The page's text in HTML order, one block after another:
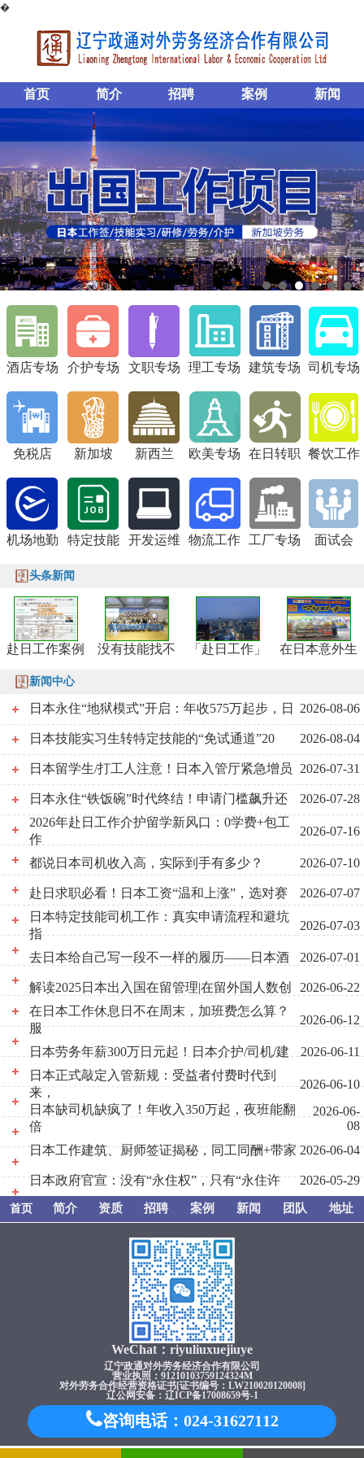
�
首页 简介 招聘 案例 新闻
酒店专场 介护专场 文职专场 理工专场 建筑专场 司机专场
免税店 新加坡 新西兰 欧美专场 在日转职 餐饮工作
机场地勤 特定技能 开发运维 物流工作 工厂专场 面试会
头条新闻
赴日工作案例 没有技能找不 「赴日工作」 在日本意外生
新闻中心
日本永住“地狱模式”开启：年收575万起步，日 2026-08-06
日本技能实习生转特定技能的“免试通道”20 2026-08-04
日本留学生/打工人注意！日本入管厅紧急增员 2026-07-31
日本永住“铁饭碗”时代终结！申请门槛飙升还
2026-07-28
2026年赴日工作介护留学新风口：0学费+包工
作
2026-07-16
都说日本司机收入高，实际到手有多少？ 2026-07-10
赴日求职必看！日本工资“温和上涨”，选对赛
2026-07-07
日本特定技能司机工作：真实申请流程和避坑
指
2026-07-03
去日本给自己写一段不一样的履历——日本酒 2026-07-01
解读2025日本出入国在留管理|在留外国人数创
2026-06-22
在日本工作休息日不在周末，加班费怎么算？
服
2026-06-12
日本劳务年薪300万日元起！日本介护/司机/建
2026-06-11
日本正式敲定入管新规：受益者付费时代到
来，
2026-06-10
日本缺司机缺疯了！年收入350万起，夜班能翻
倍
2026-06-
08
日本工作建筑、厨师签证揭秘，同工同酬+带家 2026-06-04
日本政府官宣：没有“永住权”，只有“永住许 2026-05-29
首页 简介 资质 招聘 案例 新闻 团队 地址
WeChat：riyuliuxuejiuye
辽宁政通对外劳务经济合作有限公司
营业执照：91210103759124324M
对外劳务合作经营资格证书[证书编号：LW210020120008]
辽公网安备：辽ICP备17008659号-1
咨询电话：024-31627112